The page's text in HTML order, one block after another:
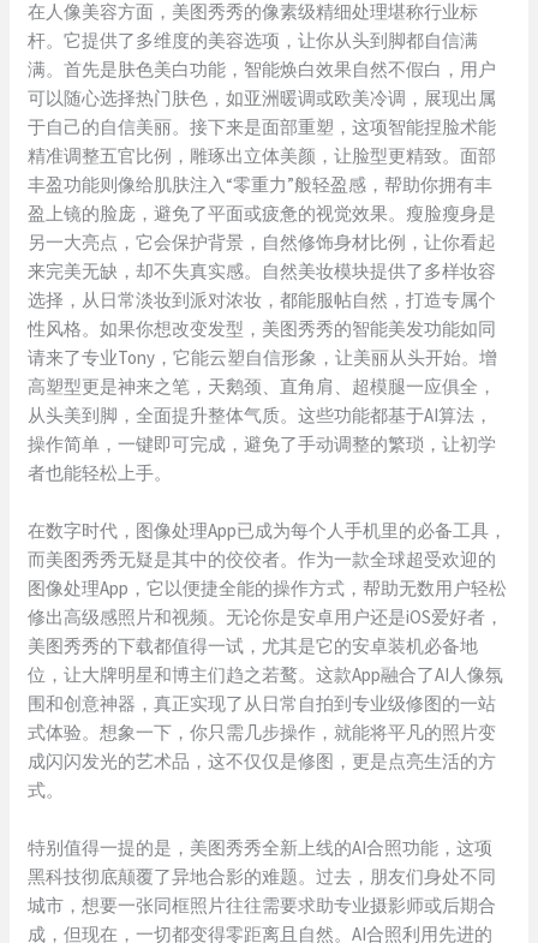
在人像美容方面，美图秀秀的像素级精细处理堪称行业标
杆。它提供了多维度的美容选项，让你从头到脚都自信满
满。首先是肤色美白功能，智能焕白效果自然不假白，用户
可以随心选择热门肤色，如亚洲暖调或欧美冷调，展现出属
于自己的自信美丽。接下来是面部重塑，这项智能捏脸术能
精准调整五官比例，雕琢出立体美颜，让脸型更精致。面部
丰盈功能则像给肌肤注入“零重力”般轻盈感，帮助你拥有丰
盈上镜的脸庞，避免了平面或疲惫的视觉效果。瘦脸瘦身是
另一大亮点，它会保护背景，自然修饰身材比例，让你看起
来完美无缺，却不失真实感。自然美妆模块提供了多样妆容
选择，从日常淡妆到派对浓妆，都能服帖自然，打造专属个
性风格。如果你想改变发型，美图秀秀的智能美发功能如同
请来了专业Tony，它能云塑自信形象，让美丽从头开始。增
高塑型更是神来之笔，天鹅颈、直角肩、超模腿一应俱全，
从头美到脚，全面提升整体气质。这些功能都基于AI算法，
操作简单，一键即可完成，避免了手动调整的繁琐，让初学
者也能轻松上手。
在数字时代，图像处理App已成为每个人手机里的必备工具，
而美图秀秀无疑是其中的佼佼者。作为一款全球超受欢迎的
图像处理App，它以便捷全能的操作方式，帮助无数用户轻松
修出高级感照片和视频。无论你是安卓用户还是iOS爱好者，
美图秀秀的下载都值得一试，尤其是它的安卓装机必备地
位，让大牌明星和博主们趋之若鹜。这款App融合了AI人像氛
围和创意神器，真正实现了从日常自拍到专业级修图的一站
式体验。想象一下，你只需几步操作，就能将平凡的照片变
成闪闪发光的艺术品，这不仅仅是修图，更是点亮生活的方
式。
特别值得一提的是，美图秀秀全新上线的AI合照功能，这项
黑科技彻底颠覆了异地合影的难题。过去，朋友们身处不同
城市，想要一张同框照片往往需要求助专业摄影师或后期合
成，但现在，一切都变得零距离且自然。AI合照利用先进的